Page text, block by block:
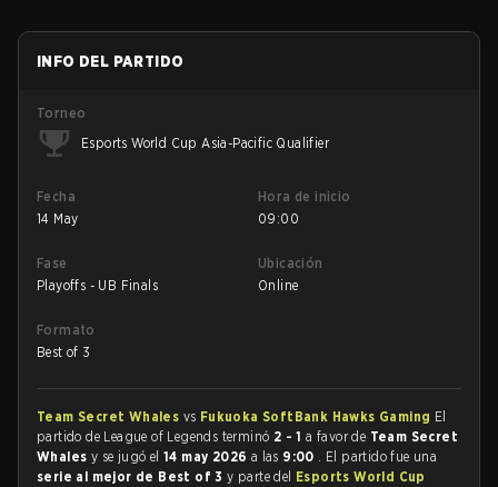
INFO DEL PARTIDO
Torneo
Esports World Cup Asia-Pacific Qualifier
Fecha
14 May
Hora de inicio
09:00
Fase
Playoffs - UB Finals
Ubicación
Online
Formato
Best of 3
Team Secret Whales vs Fukuoka SoftBank Hawks Gaming El
partido de League of Legends terminó 2 - 1 a favor de Team Secret
Whales y se jugó el14 may 2026 a las 9:00 . El partido fue una
serie al mejor de Best of 3y parte del Esports World Cup